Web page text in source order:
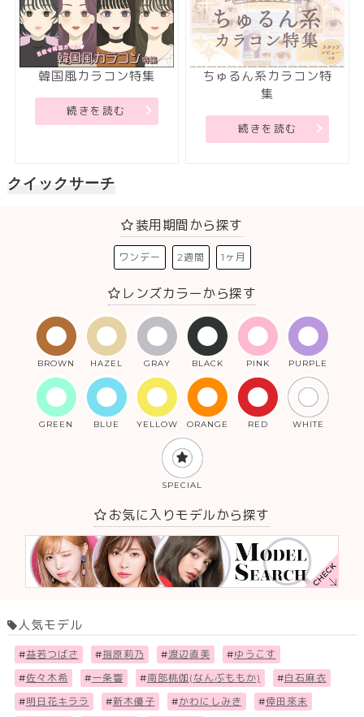
韓国風カラコン特集
続きを読む
ちゅるん系カラコン特
集
続きを読む
クイックサーチ
装用期間から探す
ワンデー 2週間 1ヶ月
レンズカラーから探す
BROWN HAZEL GRAY BLACK PINK PURPLE
GREEN BLUE YELLOW ORANGE RED WHITE
SPECIAL
お気に入りモデルから探す
人気モデル
#益若つばさ #指原莉乃 #渡辺直美 #ゆうこす
#佐々木希 #一条響 #南部桃伽(なんぶももか) #白石麻衣
#明日花キララ #新木優子 #かわにしみき #倖田來未